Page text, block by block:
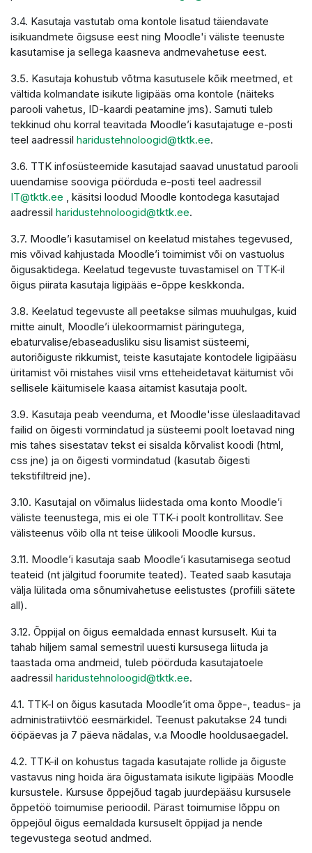
3.4. Kasutaja vastutab oma kontole lisatud täiendavate
isikuandmete õigsuse eest ning Moodle'i väliste teenuste
kasutamise ja sellega kaasneva andmevahetuse eest.
3.5. Kasutaja kohustub võtma kasutusele kõik meetmed, et
vältida kolmandate isikute ligipääs oma kontole (näiteks
parooli vahetus, ID-kaardi peatamine jms). Samuti tuleb
tekkinud ohu korral teavitada Moodle’i kasutajatuge e-posti
teel aadressil haridustehnoloogid@tktk.ee.
3.6. TTK infosüsteemide kasutajad saavad unustatud parooli
uuendamise sooviga pöörduda e-posti teel aadressil
IT@tktk.ee , käsitsi loodud Moodle kontodega kasutajad
aadressil haridustehnoloogid@tktk.ee.
3.7. Moodle’i kasutamisel on keelatud mistahes tegevused,
mis võivad kahjustada Moodle’i toimimist või on vastuolus
õigusaktidega. Keelatud tegevuste tuvastamisel on TTK-il
õigus piirata kasutaja ligipääs e-õppe keskkonda.
3.8. Keelatud tegevuste all peetakse silmas muuhulgas, kuid
mitte ainult, Moodle’i ülekoormamist päringutega,
ebaturvalise/ebaseadusliku sisu lisamist süsteemi,
autoriõiguste rikkumist, teiste kasutajate kontodele ligipääsu
üritamist või mistahes viisil vms etteheidetavat käitumist või
sellisele käitumisele kaasa aitamist kasutaja poolt.
3.9. Kasutaja peab veenduma, et Moodle'isse üleslaaditavad
failid on õigesti vormindatud ja süsteemi poolt loetavad ning
mis tahes sisestatav tekst ei sisalda kõrvalist koodi (html,
css jne) ja on õigesti vormindatud (kasutab õigesti
tekstifiltreid jne).
3.10. Kasutajal on võimalus liidestada oma konto Moodle’i
väliste teenustega, mis ei ole TTK-i poolt kontrollitav. See
välisteenus võib olla nt teise ülikooli Moodle kursus.
3.11. Moodle’i kasutaja saab Moodle’i kasutamisega seotud
teateid (nt jälgitud foorumite teated). Teated saab kasutaja
välja lülitada oma sõnumivahetuse eelistustes (profiili sätete
all).
3.12. Õppijal on õigus eemaldada ennast kursuselt. Kui ta
tahab hiljem samal semestril uuesti kursusega liituda ja
taastada oma andmeid, tuleb pöörduda kasutajatoele
aadressil haridustehnoloogid@tktk.ee.
4.1. TTK-l on õigus kasutada Moodle’it oma õppe-, teadus- ja
administratiivtöö eesmärkidel. Teenust pakutakse 24 tundi
ööpäevas ja 7 päeva nädalas, v.a Moodle hooldusaegadel.
4.2. TTK-il on kohustus tagada kasutajate rollide ja õiguste
vastavus ning hoida ära õigustamata isikute ligipääs Moodle
kursustele. Kursuse õppejõud tagab juurdepääsu kursusele
õppetöö toimumise perioodil. Pärast toimumise lõppu on
õppejõul õigus eemaldada kursuselt õppijad ja nende
tegevustega seotud andmed.